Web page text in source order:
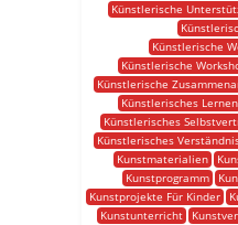
Künstlerische
Künstlerische
Künstlerische
Künstlerische
Künstlerisches Lernen
Künstlerisches
Künstlerisches
Kunstmaterialien
Kunstprogramm
Kunstprojekte Für Kinder
Kunstunterricht